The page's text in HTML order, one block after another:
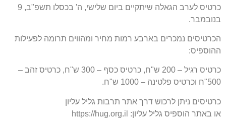
כרטיס לערב הגאלה שיתקיים ביום שלישי, ה' בכסלו תשפ"ב, 9
בנובמבר.
הכרטיסים נמכרים בארבע רמות מחיר ומהווים תרומה לפעילות
ההוספיס:
כרטיס רגיל – 200 ש"ח, כרטיס כסף – 300 ש"ח, כרטיס זהב –
500" ח וכרטיס פלטינה – 1000 ש"ח.
כרטיסים ניתן לרכוש דרך אתר תרבות גליל עליון
או באתר הוספיס גליל עליון:
https://hug.org.il